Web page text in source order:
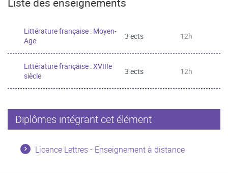
Littérature française : Moyen-
Age
3 ects 12h
Littérature française : XVIIIe
siècle
3 ects 12h
Diplômes intégrant cet élément
Licence Lettres - Enseignement à distance